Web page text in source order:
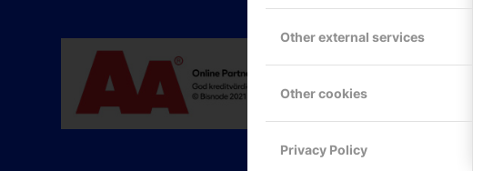
Other external services
Other cookies
Privacy Policy